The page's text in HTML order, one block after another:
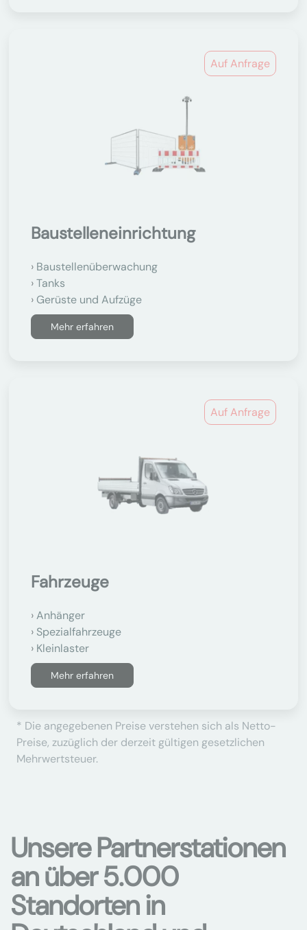
Auf Anfrage
Baustelleneinrichtung
Baustellenüberwachung
Tanks
Gerüste und Aufzüge
Mehr erfahren
Auf Anfrage
Fahrzeuge
Anhänger
Spezialfahrzeuge
Kleinlaster
Mehr erfahren
* Die angegebenen Preise verstehen sich als Netto-
Preise, zuzüglich der derzeit gültigen gesetzlichen
Mehrwertsteuer.
Unsere Partnerstationen
an über 5.000
Standorten in